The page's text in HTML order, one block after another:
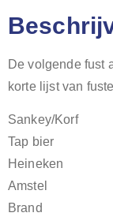
De volgende fust
korte lijst van
Sankey/Korf
Tap bier
Heineken
Amstel
Brand